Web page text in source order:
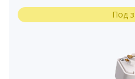
Под